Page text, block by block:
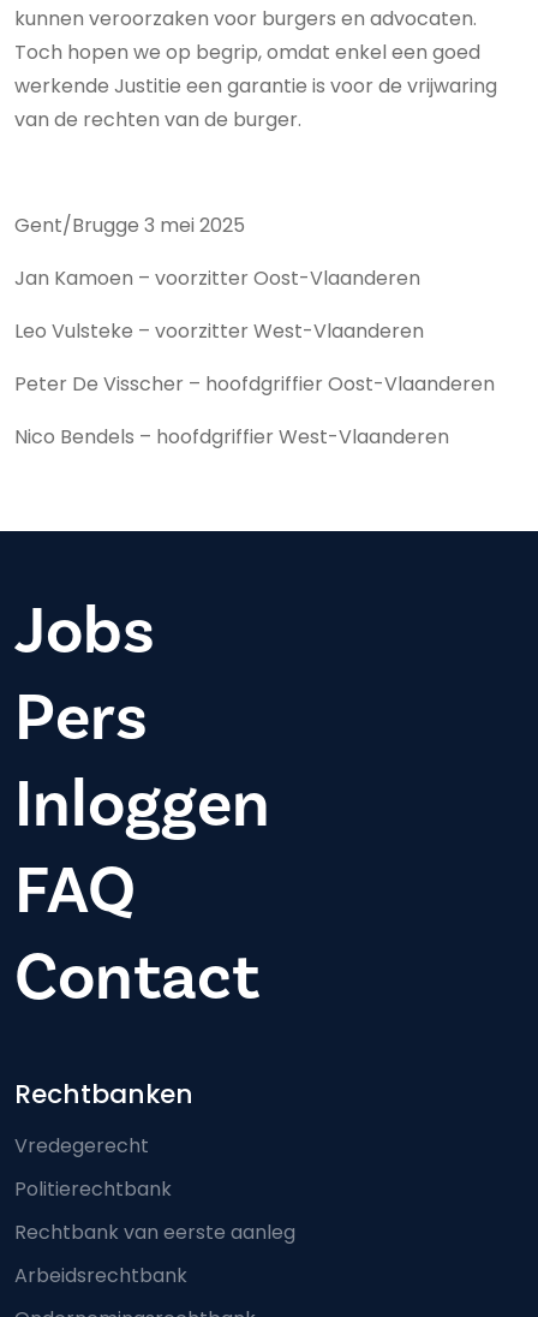
kunnen veroorzaken voor burgers en advocaten.
Toch hopen we op begrip, omdat enkel een goed
werkende Justitie een garantie is voor de vrijwaring
van de rechten van de burger.
Gent/Brugge 3 mei 2025
Jan Kamoen – voorzitter Oost-Vlaanderen
Leo Vulsteke – voorzitter West-Vlaanderen
Peter De Visscher – hoofdgriffier Oost-Vlaanderen
Nico Bendels – hoofdgriffier West-Vlaanderen
Jobs
Pers
Inloggen
FAQ
Contact
Footer-menu
Rechtbanken
Vredegerecht
Politierechtbank
Rechtbank van eerste aanleg
Arbeidsrechtbank